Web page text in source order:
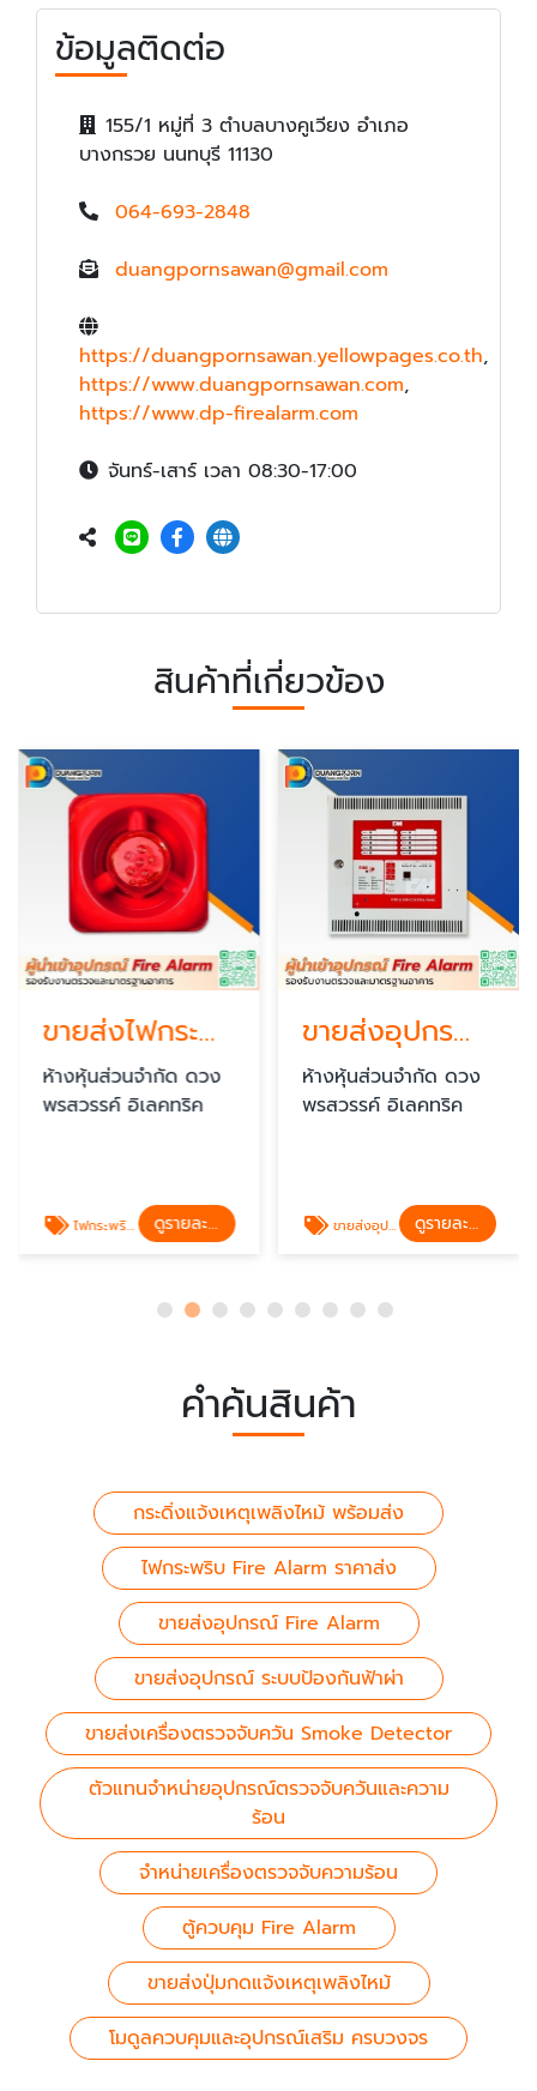
ข้อมูลติดต่อ
155/1 หมู่ที่ 3 ตำบลบางคูเวียง อำเภอ
บางกรวย นนทบุรี 11130
064-693-2848
duangpornsawan@gmail.com
https://duangpornsawan.yellowpages.co.th,
https://www.duangpornsawan.com,
https://www.dp-firealarm.com
จันทร์-เสาร์ เวลา 08:30-17:00
สินค้าที่เกี่ยวข้อง
ขายส่งไฟกระพริบ Strobe Light และไซเรน Horn ราคาส่ง
ห้างหุ้นส่วนจำกัด ดวง
พรสวรรค์ อิเลคทริค
ไฟกระพริบ Fire Alarm ราคาส่ง ดูรายละเอียด
ขายส่งอุปกรณ์ Fire Alarm ใกล้ฉัน
ห้างหุ้นส่วนจำกัด ดวง
พรสวรรค์ อิเลคทริค
ขายส่งอุปกรณ์ Fire Alarm ดูรายละเอียด
คำค้นสินค้า
กระดิ่งแจ้งเหตุเพลิงไหม้ พร้อมส่ง
ไฟกระพริบ Fire Alarm ราคาส่ง
ขายส่งอุปกรณ์ Fire Alarm
ขายส่งอุปกรณ์ ระบบป้องกันฟ้าผ่า
ขายส่งเครื่องตรวจจับควัน Smoke Detector
ตัวแทนจำหน่ายอุปกรณ์ตรวจจับควันและความ
ร้อน
จำหน่ายเครื่องตรวจจับความร้อน
ตู้ควบคุม Fire Alarm
ขายส่งปุ่มกดแจ้งเหตุเพลิงไหม้
โมดูลควบคุมและอุปกรณ์เสริม ครบวงจร